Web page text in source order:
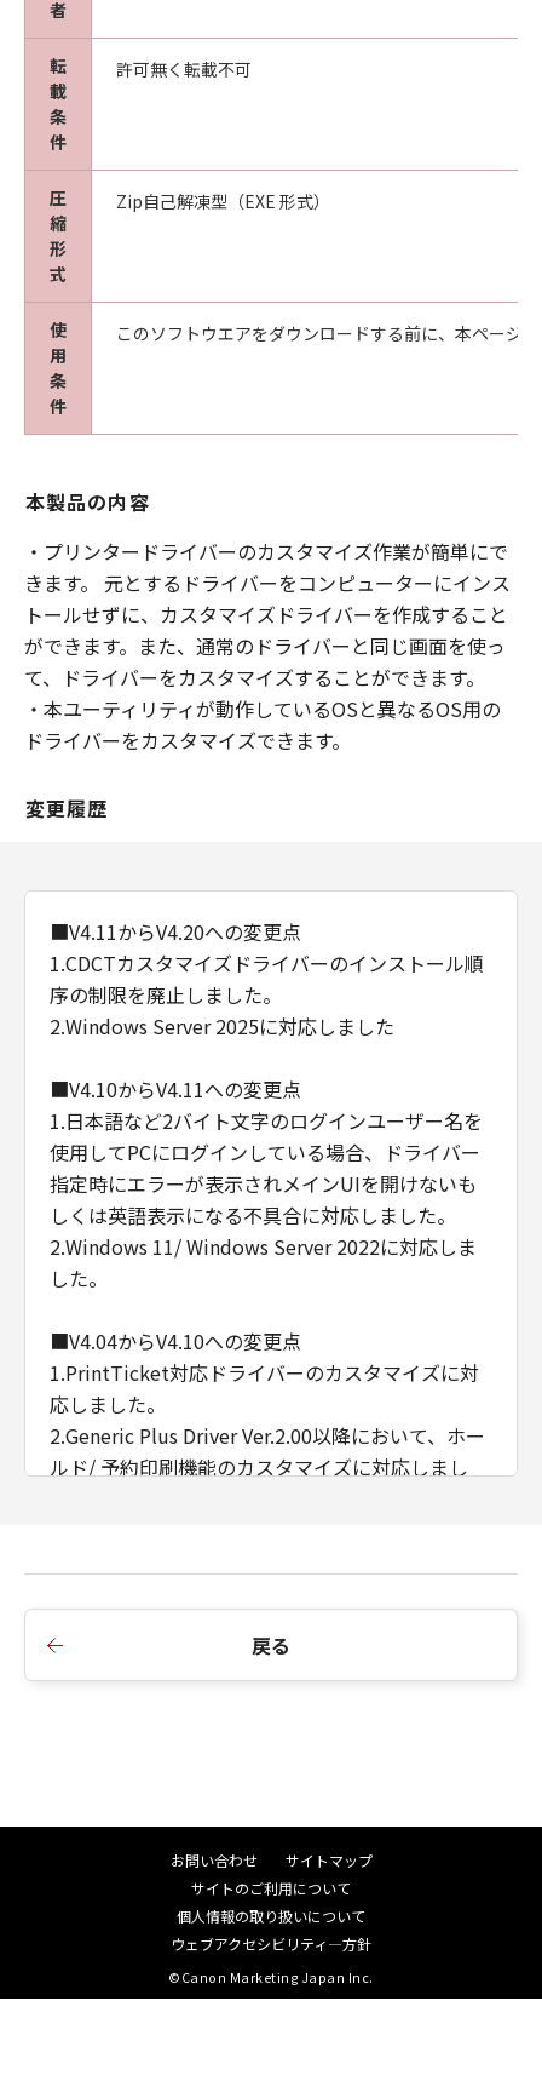
者
転
載
条
件
許可無く転載不可
圧
縮
形
式
Zip自己解凍型（EXE 形式）
使
用
条
件
このソフトウエアをダウンロードする前に、本ページ
本製品の内容
・プリンタードライバーのカスタマイズ作業が簡単にで
きます。 元とするドライバーをコンピューターにインス
トールせずに、カスタマイズドライバーを作成すること
ができます。また、通常のドライバーと同じ画面を使っ
て、ドライバーをカスタマイズすることができます。
・本ユーティリティが動作しているOSと異なるOS用の
ドライバーをカスタマイズできます。
変更履歴
■V4.11からV4.20への変更点
1.CDCTカスタマイズドライバーのインストール順
序の制限を廃止しました。
2.Windows Server 2025に対応しました
■V4.10からV4.11への変更点
1.日本語など2バイト文字のログインユーザー名を
使用してPCにログインしている場合、ドライバー
指定時にエラーが表示されメインUIを開けないも
しくは英語表示になる不具合に対応しました。
2.Windows 11/ Windows Server 2022に対応しま
した。
■V4.04からV4.10への変更点
1.PrintTicket対応ドライバーのカスタマイズに対
応しました。
2.Generic Plus Driver Ver.2.00以降において、ホー
ルド/ 予約印刷機能のカスタマイズに対応しまし
5.Windows Server 2019に対応しました。
6.Windows Vista/ Windows 8を非サポートとしま
ズに対応しました。
3.Generic Plus LIPSLX Printer Driver Ver.1.00以降
に対応しました。
4.Generic Plus LIPS4 Printer Driver Ver.1.00以降
に対応しました。
戻る
お問い合わせ
サイトマップ
サイトのご利用について
個人情報の取り扱いについて
ウェブアクセシビリティ―方針
©Canon Marketing Japan Inc.